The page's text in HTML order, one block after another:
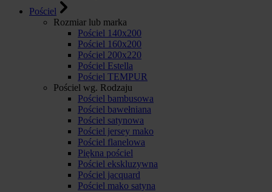
Pościel
Rozmiar lub marka
Pościel 140x200
Pościel 160x200
Pościel 200x220
Pościel Estella
Pościel TEMPUR
Pościel wg. Rodzaju
Pościel bambusowa
Pościel bawełniana
Pościel satynowa
Pościel jersey mako
Pościel flanelowa
Piękna pościel
Pościel ekskluzywna
Pościel jacquard
Pościel mako satyna